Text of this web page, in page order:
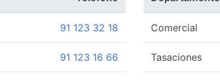
91 123 32 18
91 123 16 66
Comercial
Tasaciones